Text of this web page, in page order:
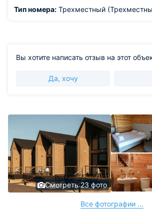
Тип номера: Трехместный
Вы хотите написать отзыв на этот
Да, хочу
Смотреть 23 фото
Все фотографии ...